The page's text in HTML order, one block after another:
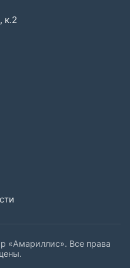
к.2
«Амариллис». Все права